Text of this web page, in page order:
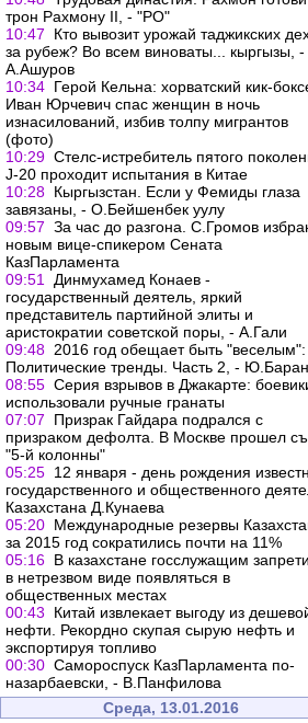
трон Рахмону II, - "РО"
10:47
Кто вывозит урожай таджикских
за рубеж? Во всем виноваты... кыргызы, -
А.Ашуров
10:34 Герой Кельна: хорватский кик-
Иван Юрчевич спас женщин в ночь
изнасилований, избив толпу мигрантов
(фото)
10:29 Стелс-истребитель пятого
J-20 проходит испытания в Китае
10:28 Кыргызстан. Если у Фемиды глаза
завязаны, - О.Бейшенбек уулу
09:57 За час до разгона. С.Громов
новым вице-спикером Сената
КазПарламента
09:51
Динмухамед Конаев -
государственный деятель, яркий
представитель партийной элиты и
аристократии советской поры, - А.Гали
09:48 2016 год обещает быть "веселым":
Политические тренды. Часть 2, -
08:55 Серия взрывов в Джакарте:
использовали ручные гранаты
07:07
Призрак Гайдара подрался с
призраком дефолта. В Москве прошел
"5-й колонны"
05:25 12 января - день рождения
государственного и общественного
Казахстана Д.Кунаева
05:20 Международные резервы
за 2015 год сократились почти на 11%
05:16 В казахстане госслужащим
в нетрезвом виде появляться в
общественных местах
00:43
Китай извлекает выгоду из
нефти. Рекордно скупая сырую нефть и
экспортируя топливо
00:30 Самороспуск КазПарламента по-
назарбаевски, - В.Панфилова
Среда, 13.01.2016